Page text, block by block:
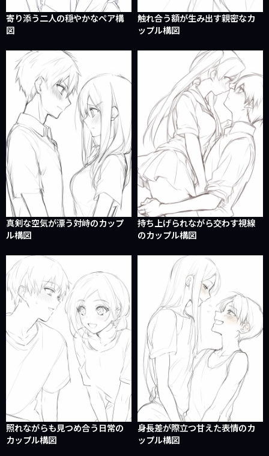
寄り添う二人の穏やかなペア構
図
触れ合う額が生み出す親密なカ
ップル構図
真剣な空気が漂う対峙のカップ
ル構図
持ち上げられながら交わす視線
のカップル構図
照れながらも見つめ合う日常の
カップル構図
身長差が際立つ甘えた表情のカ
ップル構図